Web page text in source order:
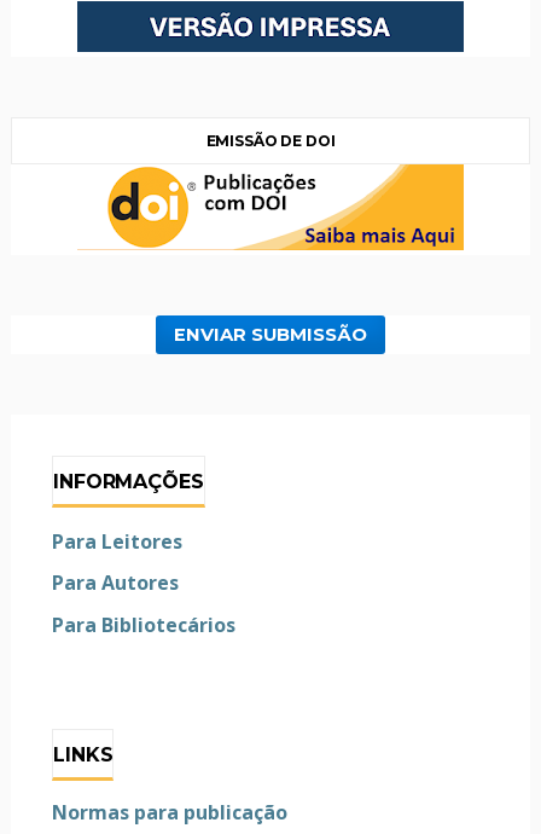
EMISSÃO DE DOI
ENVIAR SUBMISSÃO
INFORMAÇÕES
Para Leitores
Para Autores
Para Bibliotecários
LINKS
Normas para publicação